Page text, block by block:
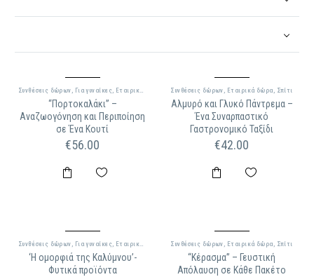
Συνθέσεις δώρων Για γυναίκες Εταιρικά δώρα
“Πορτοκαλάκι” –
Αναζωογόνηση και Περιποίηση
σε Ένα Κουτί
€56.00
Συνθέσεις δώρων Εταιρικά δώρα Σπίτι
Αλμυρό και Γλυκό Πάντρεμα –
Ένα Συναρπαστικό
Γαστρονομικό Ταξίδι
€42.00
Συνθέσεις δώρων Για γυναίκες Εταιρικά δώρα
‘Η ομορφιά της Καλύμνου’-
Φυτικά προϊόντα
Συνθέσεις δώρων Εταιρικά δώρα Σπίτι
“Κέρασμα” – Γευστική
Απόλαυση σε Κάθε Πακέτο